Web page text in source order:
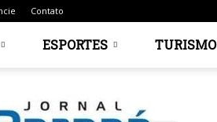
Contato
ESPORTES TURISMO